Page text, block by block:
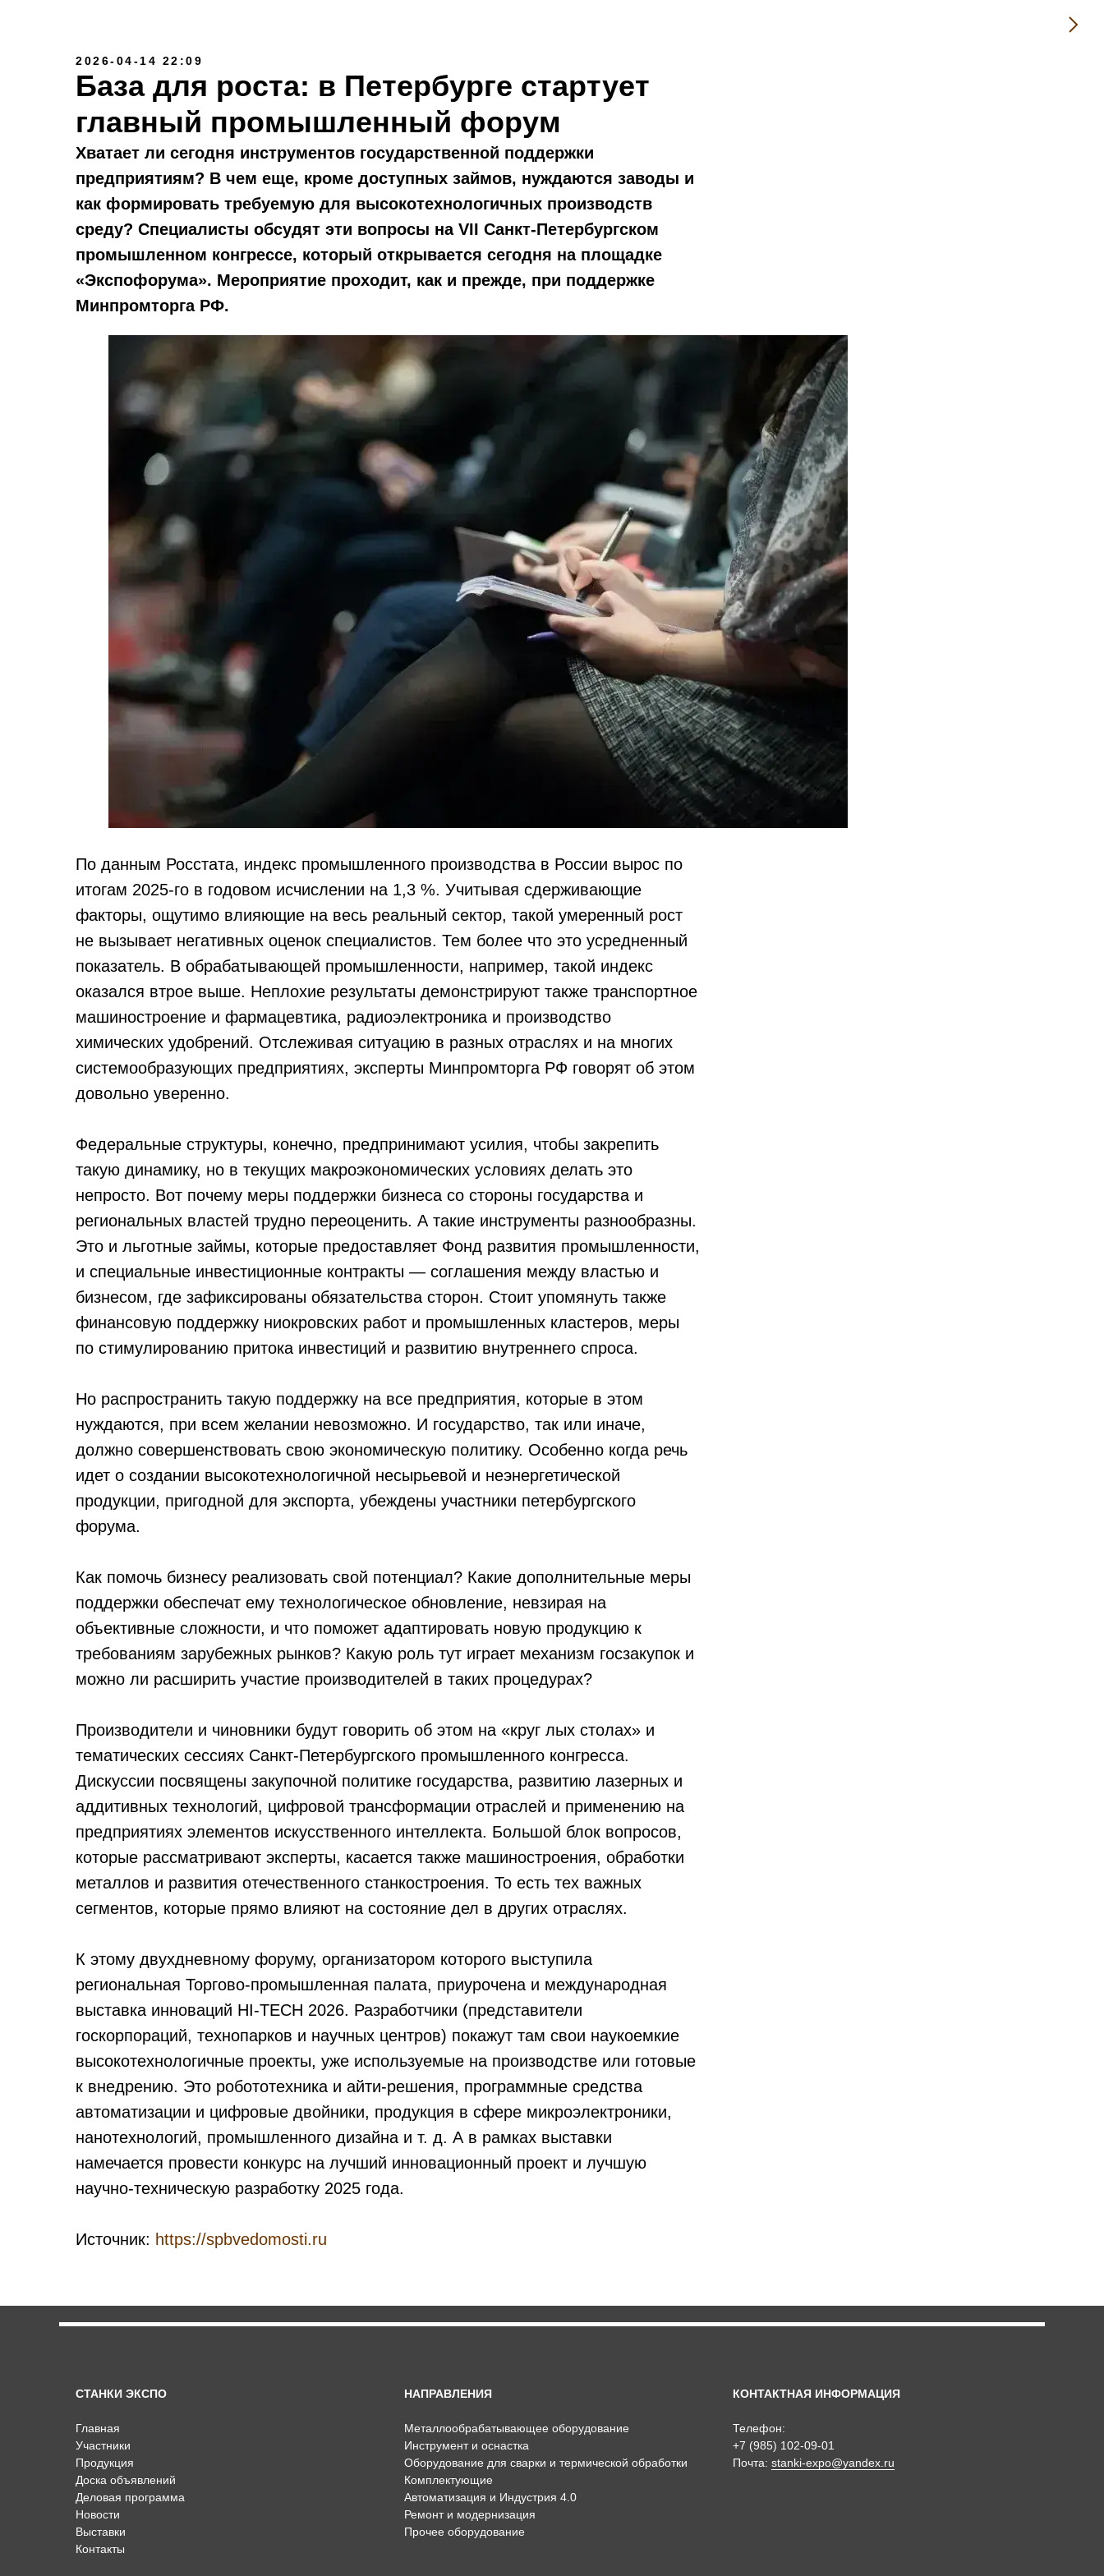
2026-04-14 22:09
База для роста: в Петербурге стартует
главный промышленный форум
Хватает ли сегодня инструментов государственной поддержки
предприятиям? В чем еще, кроме доступных займов, нуждаются заводы и
как формировать требуемую для высокотехнологичных производств
среду? Специалисты обсудят эти вопросы на VII Санкт-Петербургском
промышленном конгрессе, который открывается сегодня на площадке
«Экспофорума». Мероприятие проходит, как и прежде, при поддержке
Минпромторга РФ.
По данным Росстата, индекс промышленного производства в России вырос по
итогам 2025‑го в годовом исчислении на 1,3 %. Учитывая сдерживающие
факторы, ощутимо влияющие на весь реальный сектор, такой умеренный рост
не вызывает негативных оценок специалистов. Тем более что это усредненный
показатель. В обрабатывающей промышленности, например, такой индекс
оказался втрое выше. Неплохие результаты демонстрируют также транспортное
машиностроение и фармацевтика, радиоэлектроника и производство
химических удобрений. Отслеживая ситуацию в разных отраслях и на многих
системообразующих предприятиях, эксперты Минпромторга РФ говорят об этом
довольно уверенно.
Федеральные структуры, конечно, предпринимают усилия, чтобы закрепить
такую динамику, но в текущих макроэкономических условиях делать это
непросто. Вот почему меры поддержки бизнеса со стороны государства и
региональных властей трудно переоценить. А такие инструменты разнообразны.
Это и льготные займы, которые предоставляет Фонд развития промышленности,
и специальные инвестиционные контракты — соглашения между властью и
бизнесом, где зафиксированы обязательства сторон. Стоит упомянуть также
финансовую поддержку ниокровских работ и промышленных кластеров, меры
по стимулированию притока инвестиций и развитию внутреннего спроса.
Но распространить такую поддержку на все предприятия, которые в этом
нуждаются, при всем желании невозможно. И государство, так или иначе,
должно совершенствовать свою экономическую политику. Особенно когда речь
идет о создании высокотехнологичной несырьевой и неэнергетической
продукции, пригодной для экспорта, убеждены участники петербургского
форума.
Как помочь бизнесу реализовать свой потенциал? Какие дополнительные меры
поддержки обеспечат ему технологическое обновление, невзирая на
объективные сложности, и что поможет адаптировать новую продукцию к
требованиям зарубежных рынков? Какую роль тут играет механизм госзакупок и
можно ли расширить участие производителей в таких процедурах?
Производители и чиновники будут говорить об этом на «круг лых столах» и
тематических сессиях Санкт-Петербургского промышленного конгресса.
Дискуссии посвящены закупочной политике государства, развитию лазерных и
аддитивных технологий, цифровой трансформации отраслей и применению на
предприятиях элементов искусственного интеллекта. Большой блок вопросов,
которые рассматривают эксперты, касается также машиностроения, обработки
металлов и развития отечественного станкостроения. То есть тех важных
сегментов, которые прямо влияют на состояние дел в других отраслях.
К этому двухдневному форуму, организатором которого выступила
региональная Торгово-промышленная палата, приурочена и международная
выставка инноваций HI-TECH 2026. Разработчики (представители
госкорпораций, технопарков и научных центров) покажут там свои наукоемкие
высокотехнологичные проекты, уже используемые на производстве или готовые
к внедрению. Это робототехника и айти-решения, программные средства
автоматизации и цифровые двойники, продукция в сфере микроэлектроники,
нанотехнологий, промышленного дизайна и т. д. А в рамках выставки
намечается провести конкурс на лучший инновационный проект и лучшую
научно-техническую разработку 2025 года.
Источник: https://spbvedomosti.ru
СТАНКИ ЭКСПО
Главная
Участники
Продукция
Доска объявлений
Деловая программа
Новости
Выставки
Контакты
НАПРАВЛЕНИЯ
Металлообрабатывающее оборудование
Инструмент и оснастка
Оборудование для сварки и термической обработки
Комплектующие
Автоматизация и Индустрия 4.0
Ремонт и модернизация
Прочее оборудование
КОНТАКТНАЯ ИНФОРМАЦИЯ
Телефон:
+7 (985) 102-09-01
Почта: stanki-expo@yandex.ru